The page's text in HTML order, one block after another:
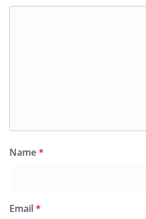
Name*
Email*